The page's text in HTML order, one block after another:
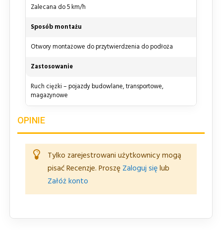
Zalecana do 5 km/h
Sposób montażu
Otwory montażowe do przytwierdzenia do podłoża
Zastosowanie
Ruch ciężki – pojazdy budowlane, transportowe,
magazynowe
OPINIE
Tylko zarejestrowani użytkownicy mogą
pisać Recenzje. Proszę Zaloguj sięlub
Załóż konto